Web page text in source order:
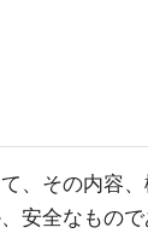
、その内容
安全なもの